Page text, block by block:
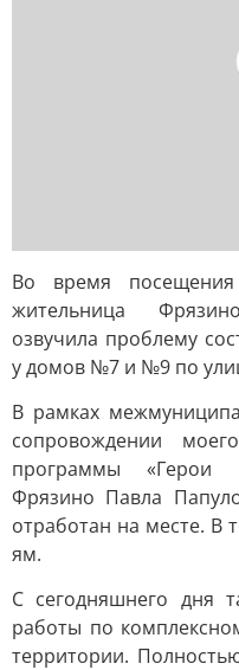
Во время посещения
жительница
озвучила проблему
у домов №7 и №9 по
В рамках
сопровождении
программы «Герои
Фрязино Павла
отработан на месте. В
ям.
С сегодняшнего дня
работы по
территории.